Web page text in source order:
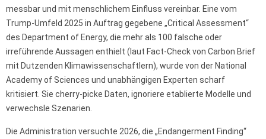
messbar und mit menschlichem Einfluss vereinbar. Eine vom
Trump-Umfeld 2025 in Auftrag gegebene „Critical Assessment“
des Department of Energy, die mehr als 100 falsche oder
irreführende Aussagen enthielt (laut Fact-Check von Carbon Brief
mit Dutzenden Klimawissenschaftlern), wurde von der National
Academy of Sciences und unabhängigen Experten scharf
kritisiert. Sie cherry-picke Daten, ignoriere etablierte Modelle und
verwechsle Szenarien.
Die Administration versuchte 2026, die „Endangerment Finding“